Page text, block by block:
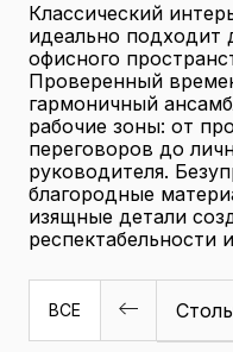
Классический
идеально подходит
офисного
Проверенный
гармоничный
рабочие зоны: от
переговоров до
руководителя.
благородные
изящные детали
респектабельности
ВСЕ